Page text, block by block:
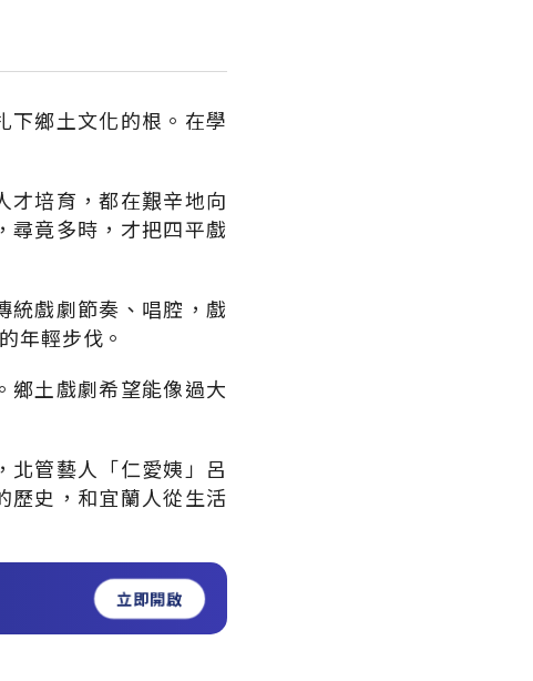
下鄉土文化的根。在學
才培育，都在艱辛地向
尋竟多時，才把四平戲
統戲劇節奏、唱腔，戲
年輕步伐。
鄉土戲劇希望能像過大
北管藝人「仁愛姨」呂
歷史，和宜蘭人從生活
立即開啟